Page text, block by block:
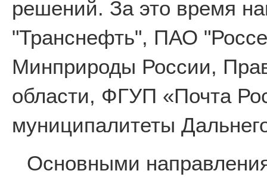
решений. За это время
"Транснефть", ПАО
Минприроды России,
области, ФГУП «Почта
муниципалитеты
Основными